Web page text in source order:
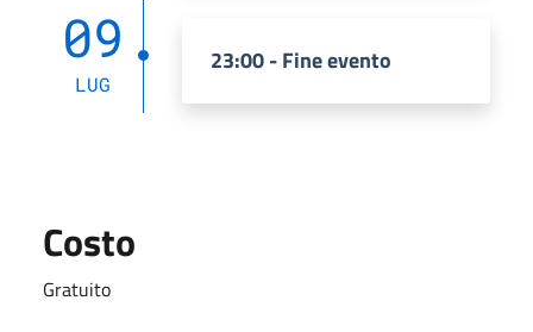
09
LUG
23:00 - Fine evento
Costo
Gratuito